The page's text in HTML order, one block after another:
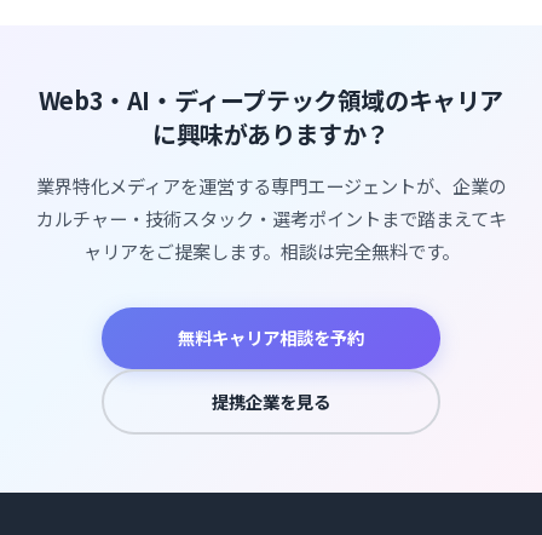
Web3・AI・ディープテック領域のキャリア
に興味がありますか？
業界特化メディアを運営する専門エージェントが、企業の
カルチャー・技術スタック・選考ポイントまで踏まえてキ
ャリアをご提案します。相談は完全無料です。
無料キャリア相談を予約
提携企業を見る